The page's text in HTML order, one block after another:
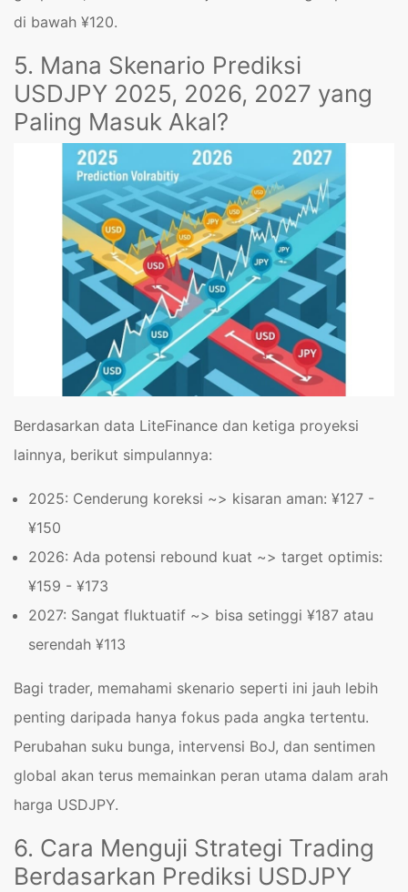
di bawah ¥120.
5. Mana Skenario Prediksi
USDJPY 2025, 2026, 2027 yang
Paling Masuk Akal?
Berdasarkan data LiteFinance dan ketiga proyeksi
lainnya, berikut simpulannya:
2025: Cenderung koreksi ~> kisaran aman: ¥127 -
¥150
2026: Ada potensi rebound kuat ~> target optimis:
¥159 - ¥173
2027: Sangat fluktuatif ~> bisa setinggi ¥187 atau
serendah ¥113
Bagi trader, memahami skenario seperti ini jauh lebih
penting daripada hanya fokus pada angka tertentu.
Perubahan suku bunga, intervensi BoJ, dan sentimen
global akan terus memainkan peran utama dalam arah
harga USDJPY.
6. Cara Menguji Strategi Trading
Berdasarkan Prediksi USDJPY